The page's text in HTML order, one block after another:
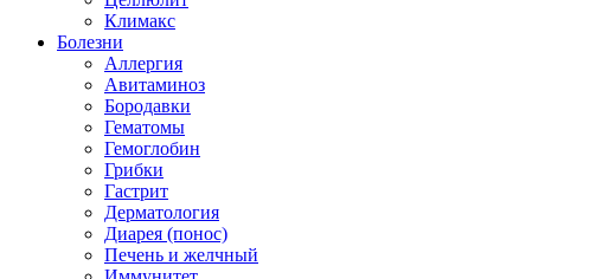
Климакс
Болезни
Аллергия
Авитаминоз
Бородавки
Гематомы
Гемоглобин
Грибки
Гастрит
Дерматология
Диарея (понос)
Печень и желчный